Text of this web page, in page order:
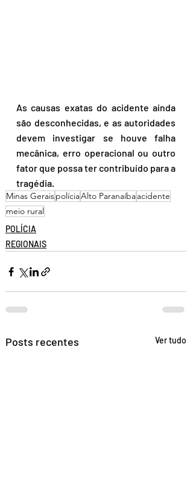
As causas exatas do acidente ainda
são desconhecidas, e as autoridades
devem investigar se houve falha
mecânica, erro operacional ou outro
fator que possa ter contribuído para a
tragédia.
Minas GeraispolíciaAlto Paranaíbaacidente
meio rural
POLÍCIA
REGIONAIS
Posts recentes Ver tudo